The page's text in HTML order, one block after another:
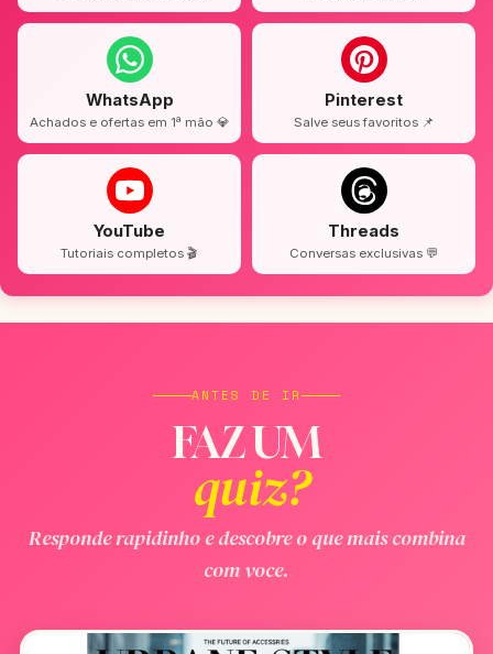
WhatsApp
Achados e ofertas em 1ª mão 💎
Pinterest
Salve seus favoritos 📌
YouTube
Tutoriais completos 🎬
Threads
Conversas exclusivas 💬
ANTES DE IR
FAZ UM
quiz?
Responde rapidinho e descobre o que mais combina
com voce.